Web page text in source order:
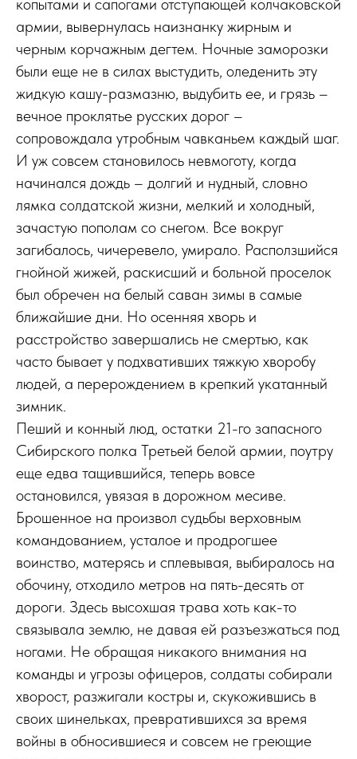
копытами и сапогами отступающей колчаковской
армии, вывернулась наизнанку жирным и
черным корчажным дегтем. Ночные заморозки
были еще не в силах выстудить, оледенить эту
жидкую кашу-размазню, выдубить ее, и грязь –
вечное проклятье русских дорог –
сопровождала утробным чавканьем каждый шаг.
И уж совсем становилось невмоготу, когда
начинался дождь – долгий и нудный, словно
лямка солдатской жизни, мелкий и холодный,
зачастую пополам со снегом. Все вокруг
загибалось, чичеревело, умирало. Расползшийся
гнойной жижей, раскисший и больной проселок
был обречен на белый саван зимы в самые
ближайшие дни. Но осенняя хворь и
расстройство завершались не смертью, как
часто бывает у подхвативших тяжкую хворобу
людей, а перерождением в крепкий укатанный
зимник.
Пеший и конный люд, остатки 21-го запасного
Сибирского полка Третьей белой армии, по­утру
еще едва тащившийся, теперь вовсе
остановился, увязая в дорожном месиве.
Брошенное на произвол судьбы верховным
командованием, усталое и продрогшее
воинство, матерясь и сплевывая, выбиралось на
обочину, отходило метров на пять-десять от
дороги. Здесь высохшая трава хоть как-то
связывала землю, не давая ей разъезжаться под
ногами. Не обращая никакого внимания на
команды и угрозы офицеров, солдаты собирали
хворост, разжигали костры и, скукожившись в
своих шинельках, превратившихся за время
войны в обносившиеся и совсем не греющие